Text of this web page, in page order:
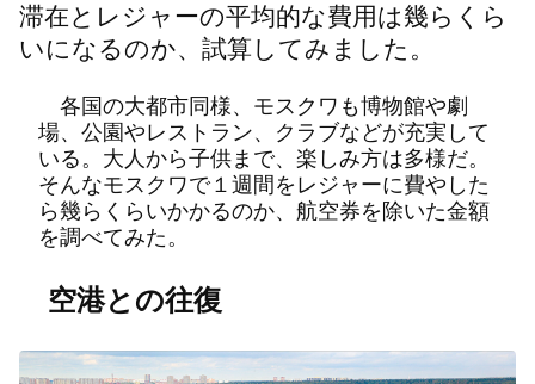
滞在とレジャーの平均的な費用は幾らくら
いになるのか、試算してみました。
各国の大都市同様、モスクワも博物館や劇
場、公園やレストラン、クラブなどが充実して
いる。大人から子供まで、楽しみ方は多様だ。
そんなモスクワで１週間をレジャーに費やした
ら幾らくらいかかるのか、航空券を除いた金額
を調べてみた。
空港との往復